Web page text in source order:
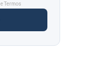
eTermos